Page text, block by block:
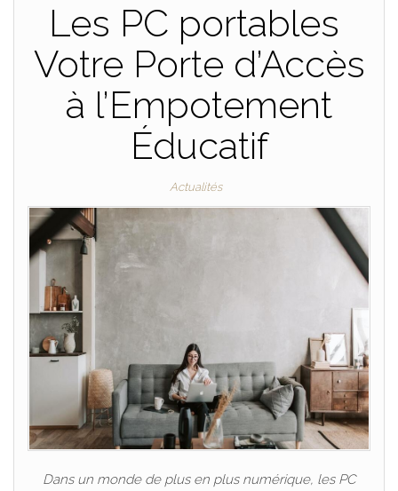
Les PC portables
Votre Porte d’Accès
à l’Empotement
Éducatif
Actualités
Dans un monde de plus en plus numérique, les PC